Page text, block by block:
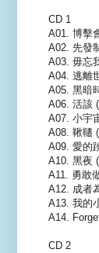
CD 1
A01. 博擊
A02. 先發
A03. 毋忘
A04. 逃離
A05. 黑暗
A06. 活該
A07. 小宇
A08. 鞦韆
A09. 愛的
A10. 黑夜
A11. 勇敢
A12. 成者
A13. 我的
A14.
CD 2